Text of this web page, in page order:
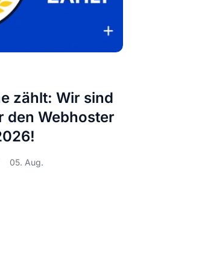
zählt: Wir sind
den Webhoster
05. Aug.